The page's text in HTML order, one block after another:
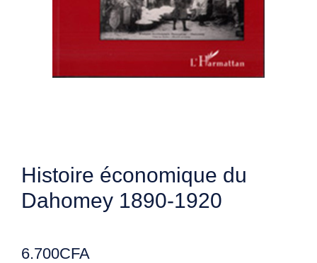
Histoire économique du
Dahomey 1890-1920
6.700CFA